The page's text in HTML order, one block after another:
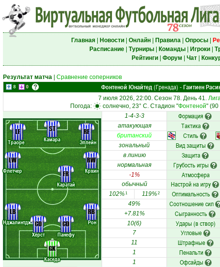
Главная| Новости| Онлайн| Правила| Опросы|
Расписание| Турниры| Команды| Игроки|
Рейтинги| Форум Чат|
Результат матча Сравнение соперников
8 0 Фонтеной Юнайтед(Гренада) - Гаитиен
7 июля 2026, 22:00. Сезон 78. День 41.
Погода:
солнечно, 23° C. Стадион "Фонтеной" (90
Каседа
Нджалинтджа.
Хёрст
Панефу
Рон
Флетчер
Каратай
Крхин
Траоре Камара Эллейн
GK
LB
CD
CD
RB
LW
FR
RW
LF ST RF
1-4-3-3 Формация
атакующая Тактика
британский Стиль
зональный Вид защиты
в линию Защита
нормальная Грубость игры
-1% Атмосфера
обычный Настрой на игру
102%1 119%2 Оптимальность
49% Соотношение сил
+7.81% Сыгранность
10(6) Удары (в створ)
7 Угловые
11 Штрафные
1 Пенальти
1 Офсайды